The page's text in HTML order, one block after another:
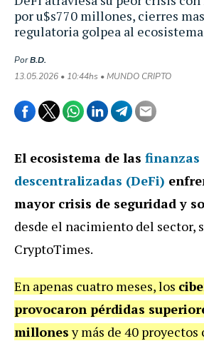
por u$s770 millones, cierres
regulatoria golpea al
PorB.D.
13.05.2026 • 10:44hs • MUNDO CRIPTO
El ecosistema de las finanzas
descentralizadas (DeFi)
mayor crisis de seguridad y
desde el nacimiento del sector,
CryptoTimes.
En apenas cuatro meses, los
provocaron pérdidas
millonesy más de 40 proyectos